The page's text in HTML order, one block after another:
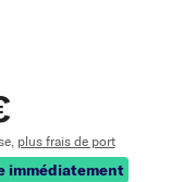
plus frais de port
immédiatement